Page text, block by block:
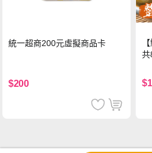
統一超商200元虛擬商品卡
$200
共